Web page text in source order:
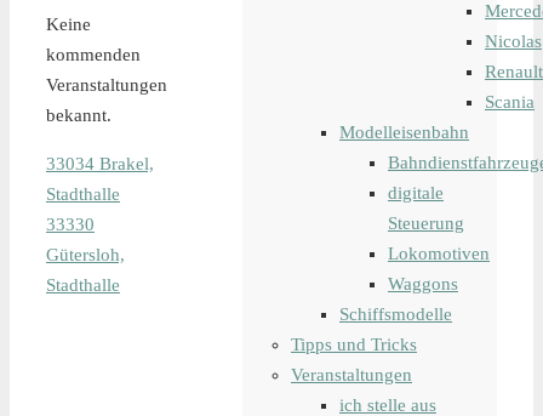
Keine
kommenden
Veranstaltungen
bekannt.
33034 Brakel,
Stadthalle
33330
Gütersloh,
Stadthalle
Nicolas
Renault
Scania
Modelleisenbahn
digitale
Steuerung
Lokomotiven
Waggons
Schiffsmodelle
Tipps und Tricks
Veranstaltungen
ich stelle aus